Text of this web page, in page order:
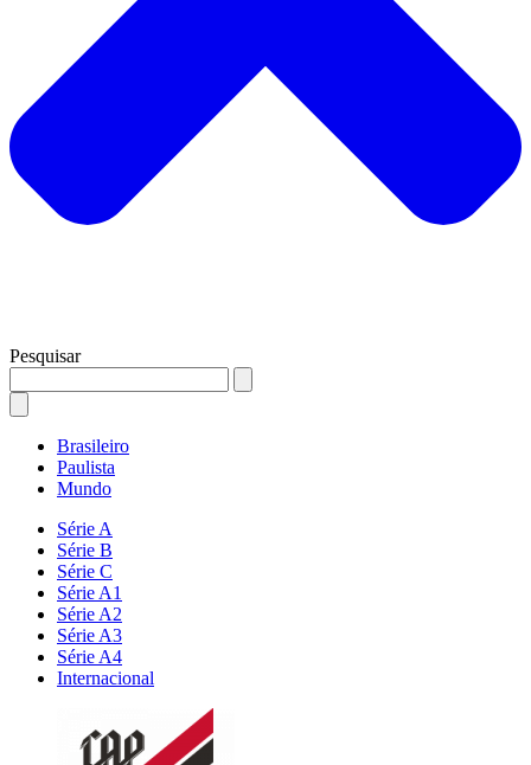
Pesquisar
Brasileiro
Paulista
Mundo
Série A
Série B
Série C
Série A1
Série A2
Série A3
Série A4
Internacional